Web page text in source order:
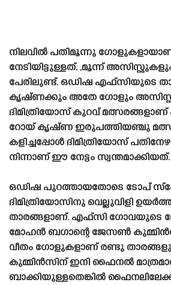
നിലവിൽ പതിമൂന്നു ഗോളുകളായാണ്
നേടിയിട്ടുള്ളത്. ,മൂന്ന്
പേരിലുണ്ട്. ഒഡിഷ എഫ്‌സിയുടെ
കൃഷ്‌ണക്കും അതേ ഗോളും
ദിമിത്രിയോസ് കുറവ് മത്സരങ്ങളാണ്
റോയ് കൃഷ്‌ണ ഇരുപത്തിയഞ്ചു
കളിച്ചപ്പോൾ ദിമിത്രിയോസ്
നിന്നാണ് ഈ നേട്ടം സ്വന്തമാക്കിയത്.
ഒഡിഷ പുറത്തായതോടെ ടോപ്
ദിമിത്രിയോസിനു വെല്ലുവിളി
താരങ്ങളാണ്. എഫ്‌സി ഗോവയുടെ
മോഹൻ ബഗാന്റെ ജേസൺ
വീതം ഗോളുകളാണ് രണ്ടു
കുമ്മിൻസിന് ഇനി ഫൈനൽ
ബാക്കിയുള്ളതെങ്കിൽ